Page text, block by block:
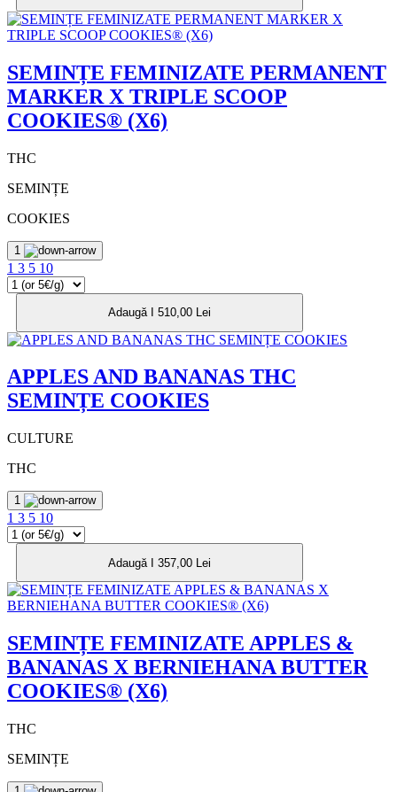
SEMINȚE FEMINIZATE PERMANENT
MARKER X TRIPLE SCOOP
COOKIES® (X6)
THC
SEMINȚE
COOKIES
1
1 3 5 10
Adaugă I 510,00 Lei
APPLES AND BANANAS THC
SEMINȚE COOKIES
CULTURE
THC
1
1 3 5 10
Adaugă I 357,00 Lei
SEMINȚE FEMINIZATE APPLES &
BANANAS X BERNIEHANA BUTTER
COOKIES® (X6)
THC
SEMINȚE